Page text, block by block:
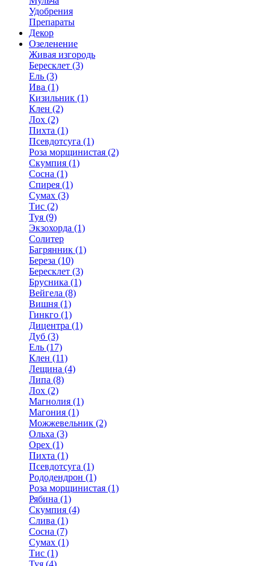
Удобрения
Препараты
Декор
Озеленение
Живая изгородь
Бересклет (3)
Ель (3)
Ива (1)
Кизильник (1)
Клен (2)
Лох (2)
Пихта (1)
Псевдотсуга (1)
Роза морщинистая (2)
Скумпия (1)
Сосна (1)
Спирея (1)
Сумах (3)
Тис (2)
Туя (9)
Экзохорда (1)
Солитер
Багрянник (1)
Береза (10)
Бересклет (3)
Брусника (1)
Вейгела (8)
Вишня (1)
Гинкго (1)
Дицентра (1)
Дуб (3)
Ель (17)
Клен (11)
Лещина (4)
Липа (8)
Лох (2)
Магнолия (1)
Магония (1)
Можжевельник (2)
Ольха (3)
Орех (1)
Пихта (1)
Псевдотсуга (1)
Рододендрон (1)
Роза морщинистая (1)
Рябина (1)
Скумпия (4)
Слива (1)
Сосна (7)
Сумах (1)
Тис (1)
Туя (4)